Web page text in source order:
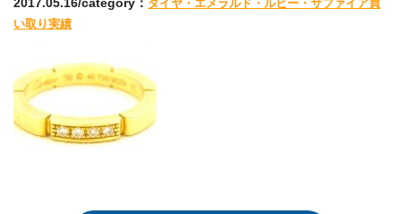
2017.05.16/category： ダイヤ・エメラルド・ルビー・サファイア買
い取り実績